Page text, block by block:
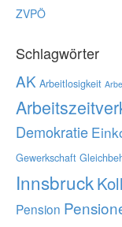
ZVPÖ
Schlagwörter
AK Arbeitlosigkeit
Demokratie
Gewerkschaft
Innsbruck
Pension